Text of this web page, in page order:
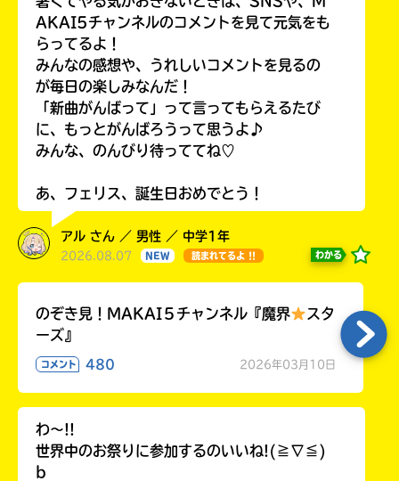
AKAI5チャンネルのコメントを見て元気をも
らってるよ！
みんなの感想や、うれしいコメントを見るの
が毎日の楽しみなんだ！
「新曲がんばって」って言ってもらえるたび
に、もっとがんばろうって思うよ♪
みんな、のんびり待っててね♡
あ、フェリス、誕生日おめでとう！
アル さん ／ 男性 ／ 中学1年
2026.08.07 NEW 読まれてるよ !! わかる
のぞき見！MAKAI５チャンネル『魔界
スタ
ーズ』
コメント 480 2026年03月10日
わ〜!!
世界中のお祭りに参加するのいいね!(≧∇≦)
b